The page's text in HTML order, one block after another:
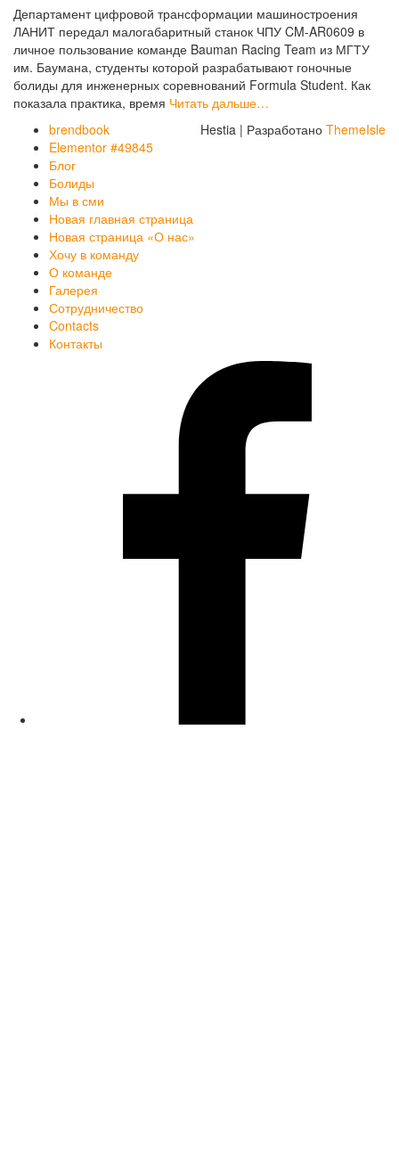
Департамент цифровой трансформации машиностроения
ЛАНИТ передал малогабаритный станок ЧПУ CM-AR0609 в
личное пользование команде Bauman Racing Team из МГТУ
им. Баумана, студенты которой разрабатывают гоночные
болиды для инженерных соревнований Formula Student. Как
показала практика, время Читать дальше…
brendbook
Elementor #49845
Блог
Болиды
Мы в сми
Новая главная страница
Новая страница «О нас»
Хочу в команду
О команде
Галерея
Сотрудничество
Contacts
Контакты
Hestia | Разработано ThemeIsle